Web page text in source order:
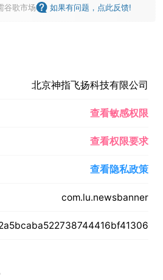
谷歌市场 如果有问题，点此反馈!
北京神指飞扬科技有限公司
查看敏感权限
查看权限要求
查看隐私政策
com.lu.newsbanner